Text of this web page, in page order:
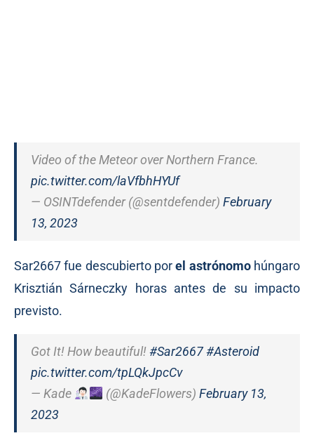
Video of the Meteor over Northern France.
pic.twitter.com/laVfbhHYUf
— OSINTdefender (@sentdefender) February
13, 2023
Sar2667 fue descubierto porel astrónomohúngaro
Krisztián Sárneczky horas antes de su impacto
previsto.
Got It! How beautiful!#Sar2667#Asteroid
pic.twitter.com/tpLQkJpcCv
— Kade
(@KadeFlowers) February 13,
2023